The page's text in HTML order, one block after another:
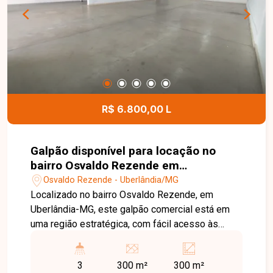
funcionais e com excelente aproveitamento dos
espaços. Esta é uma excelente oportunidade
sofisticado e muito bem localizado no bairro
Santa Mônica. Agende uma visita e venha
conhecer todos os detalhes deste imóvel.
R$ 6.800,00 L
Galpão disponível para locação no
bairro Osvaldo Rezende em
Uberlândia-MG
Osvaldo Rezende - Uberlândia/MG
Localizado no bairro Osvaldo Rezende, em
Uberlândia-MG, este galpão comercial está em
uma região estratégica, com fácil acesso às
para empresas dos mais diversos segmentos. A
localização oferece praticidade, além da
3 300 m² 300 m²